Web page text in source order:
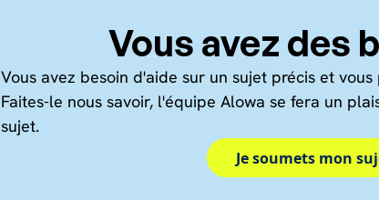
Vous avez des
Vous avez besoin d'aide sur un sujet précis et
Faites-le nous savoir, l'équipe Alowa se fera un
sujet.
Je soumets mon